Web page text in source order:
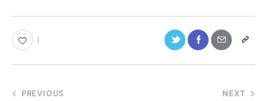
1
PREVIOUS NEXT